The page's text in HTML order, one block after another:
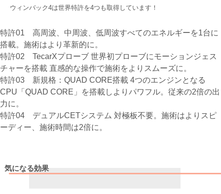
ウィンバック4は世界特許を4つも取得しています！
特許01 高周波、中周波、低周波すべてのエネルギーを1台に
搭載。施術はより革新的に。
特許02 TecarXプローブ 世界初プローブにモーションジェス
チャーを搭載 直感的な操作で施術をよりスムーズに。
特許03 新規格：QUAD CORE搭載 4つのエンジンとなる
CPU「QUAD CORE」を搭載しよりパワフル。従来の2倍の出
力に。
特許04 デュアルCETシステム 対極板不要。施術はよりスピ
ーディー、施術時間は2倍に。
気になる効果